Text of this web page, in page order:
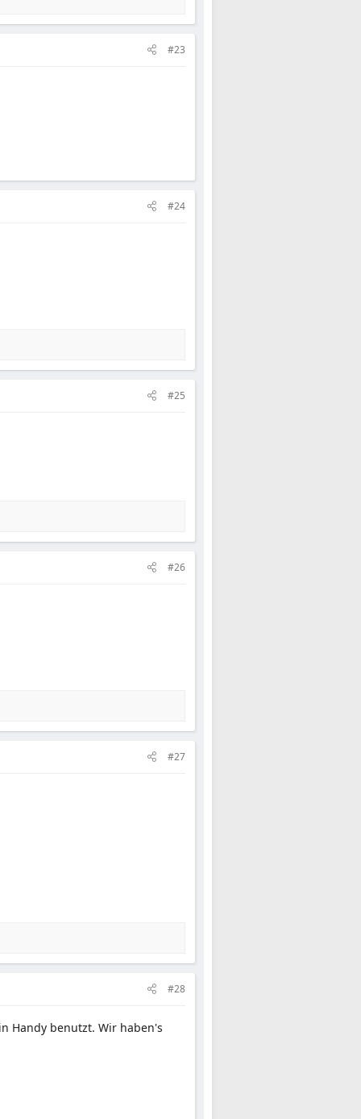
#23
#24
#25
#26
#27
#28
Handy benutzt. Wir haben's